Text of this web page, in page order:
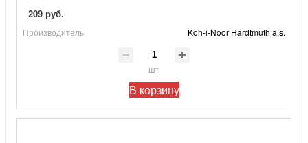
209 руб.
Производитель Koh-i-Noor Hardtmuth a.s.
шт
В корзину